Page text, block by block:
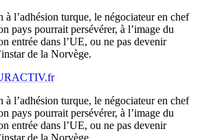
à l’adhésion turque, le négociateur en chef
pays pourrait persévérer, à l’image du
entrée dans l’UE, ou ne pas devenir
de la Norvège.
à l’adhésion turque, le négociateur en chef
pays pourrait persévérer, à l’image du
entrée dans l’UE, ou ne pas devenir